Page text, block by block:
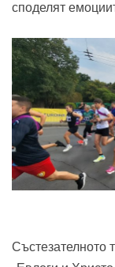
споделят
Състезателното